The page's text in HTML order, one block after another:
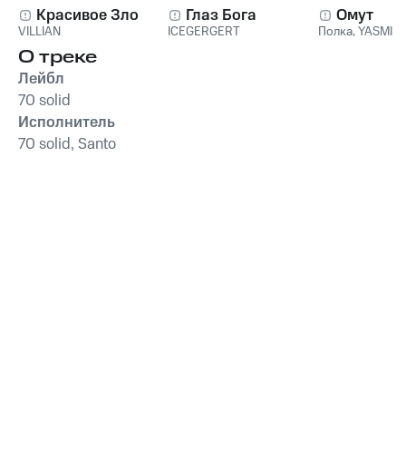
Красивое Зло
VILLIAN
Глаз Бога
ICEGERGERT
Омут
Полка,YASMI
О треке
Лейбл
70 solid
Исполнитель
70 solid, Santo